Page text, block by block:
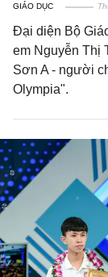
GIÁO DỤC
Đại diện Bộ
em Nguyễn Thị
Sơn A - người
Olympia".